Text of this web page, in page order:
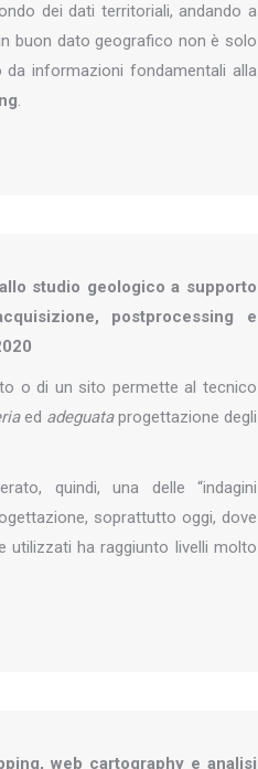
dei dati territoriali, andando a
buon dato geografico non è solo
informazioni fondamentali alla
.
studio geologico a supporto
postprocessing e
o di un sito permette al tecnico
ed adeguataprogettazione degli
quindi, una delle “indagini
soprattutto oggi, dove
utilizzati ha raggiunto livelli molto
web cartography e analisi